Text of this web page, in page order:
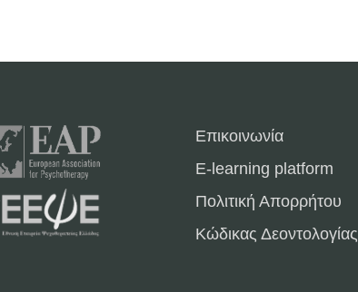
Επικοινωνία
E-learning platform
Πολιτική Απορρήτου
Κώδικας Δεοντολογίας